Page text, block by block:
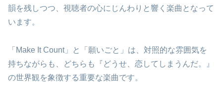
韻を残しつつ、視聴者の心にじんわりと響く楽曲となって
います。
「Make It Count」と「願いごと」は、対照的な雰囲気を
持ちながらも、どちらも『どうせ、恋してしまうんだ。』
の世界観を象徴する重要な楽曲です。